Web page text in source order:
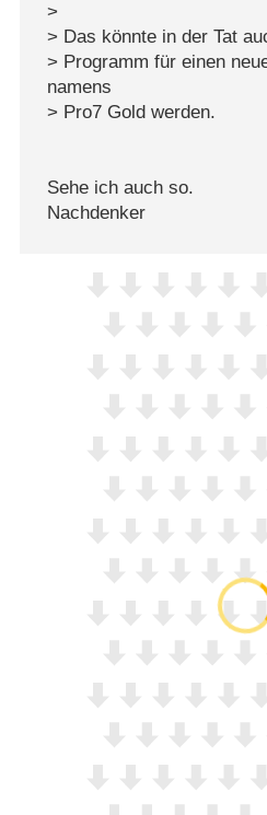
>
> Das könnte in der Tat
> Programm für einen
namens
> Pro7 Gold werden.
Sehe ich auch so.
Nachdenker